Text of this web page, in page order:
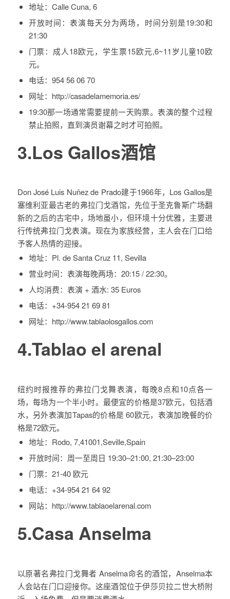
地址： Calle Cuna, 6
开放时间：表演每天分为两场，时间分别是19:30和
21:30
门票： 成人18欧元，学生票15欧元,6~11岁儿童10欧
元。
电话： 954 56 06 70
网址： http://casadelamemoria.es/
19:30那一场通常需要提前一天购票。表演的整个过程
禁止拍照，直到演员谢幕之时才可拍照。
3.Los Gallos酒馆
Don José Luis Nuñez de Prado建于1966年，Los Gallos是
塞维利亚最古老的弗拉门戈酒馆，先位于圣克鲁斯广场翻
新的之后的古宅中，场地虽小，但环境十分优雅，主要进
行传统弗拉门戈表演。现在为家族经营，主人会在门口给
予客人热情的迎接。
地址： Pl. de Santa Cruz 11, Sevilla
营业时间： 表演每晚两场：20:15 / 22:30。
人均消费： 表演 + 酒水: 35 Euros
电话： +34-954 21 69 81
网址： http://www.tablaolosgallos.com
4.Tablao el arenal
纽约时报推荐的弗拉门戈舞表演，每晚8点和10点各一
场，每场为一个半小时。最便宜的价格是37欧元，包括酒
水，另外表演加Tapas的价格是 60欧元，表演加晚餐的价
格是72欧元。
地址： Rodo, 7,41001,Seville,Spain
开放时间： 周一至周日 19:30–21:00, 21:30–23:00
门票： 21-40 欧元
电话： +34-954 21 64 92
网站：http://www.tablaoelarenal.com
5.Casa Anselma
以原著名弗拉门戈舞者 Anselma命名的酒馆，Anselma本
人会站在门口迎接你。这座酒馆位于伊莎贝拉二世大桥附